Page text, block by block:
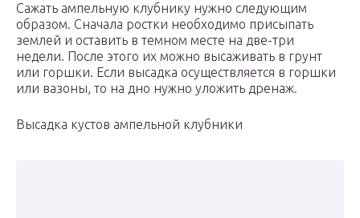
Сажать ампельную клубнику нужно следующим
образом. Сначала ростки необходимо присыпать
землей и оставить в темном месте на две-три
недели. После этого их можно высаживать в грунт
или горшки. Если высадка осуществляется в горшки
или вазоны, то на дно нужно уложить дренаж.
Высадка кустов ампельной клубники